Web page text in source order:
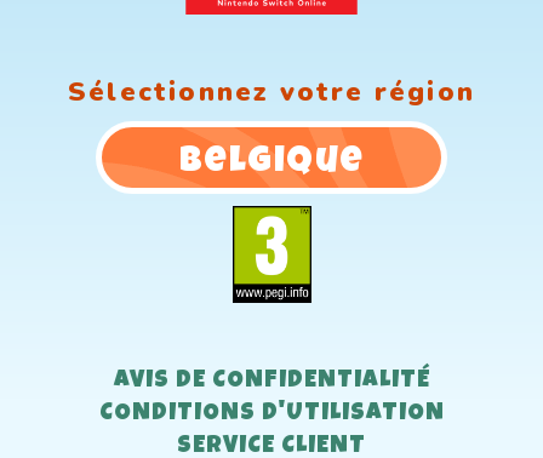
Sélectionnez votre région
Belgique
AVIS DE CONFIDENTIALITÉ
CONDITIONS D'UTILISATION
SERVICE CLIENT